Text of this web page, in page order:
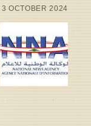
3 OCTOBER 2024